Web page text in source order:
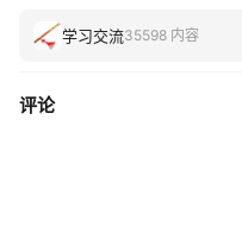
学习交流35598 内容
评论